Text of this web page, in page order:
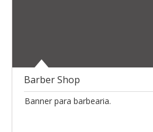
Barber Shop
Banner para barbearia.